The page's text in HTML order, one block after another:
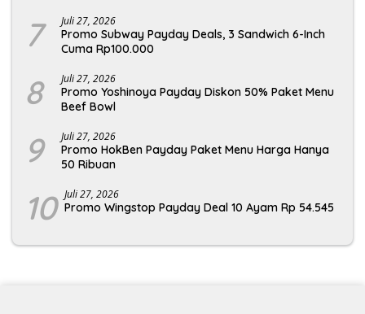
7 Juli 27, 2026
Promo Subway Payday Deals, 3 Sandwich 6-Inch
Cuma Rp100.000
8 Juli 27, 2026
Promo Yoshinoya Payday Diskon 50% Paket Menu
Beef Bowl
9 Juli 27, 2026
Promo HokBen Payday Paket Menu Harga Hanya
50 Ribuan
10 Juli 27, 2026
Promo Wingstop Payday Deal 10 Ayam Rp 54.545